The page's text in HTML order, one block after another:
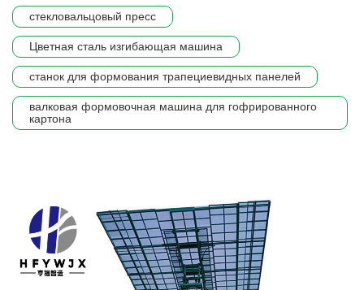
стекловальцовый пресс
Цветная сталь изгибающая машина
станок для формования трапециевидных панелей
валковая формовочная машина для гофрированного
картона